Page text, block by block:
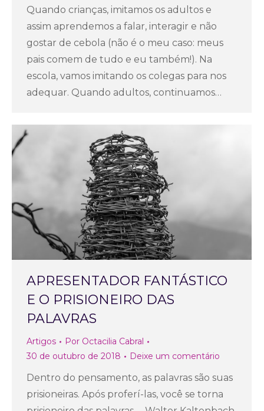
Quando crianças, imitamos os adultos e
assim aprendemos a falar, interagir e não
gostar de cebola (não é o meu caso: meus
pais comem de tudo e eu também!). Na
escola, vamos imitando os colegas para nos
adequar. Quando adultos, continuamos…
APRESENTADOR FANTÁSTICO
E O PRISIONEIRO DAS
PALAVRAS
Artigos Por Octacilia Cabral
30 de outubro de 2018
Deixe um comentário
Dentro do pensamento, as palavras são suas
prisioneiras. Após proferí-las, você se torna